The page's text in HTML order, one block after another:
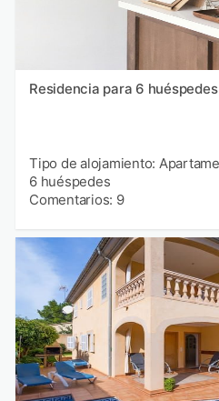
Residencia para 6
Tipo de alojamiento:
6 huéspedes
Comentarios: 9